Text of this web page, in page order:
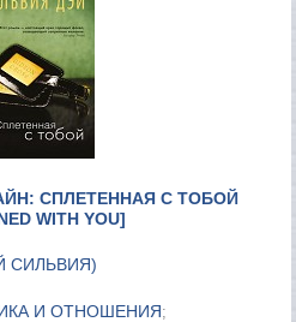
СПЛЕТЕННАЯ С ТОБОЙ
WITH YOU]
СИЛЬВИЯ)
И ОТНОШЕНИЯ;